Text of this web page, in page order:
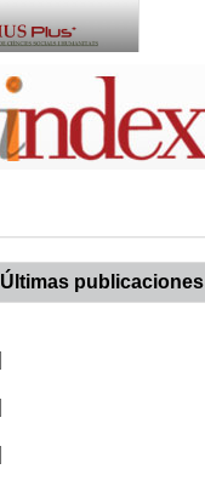
Últimas publicaciones